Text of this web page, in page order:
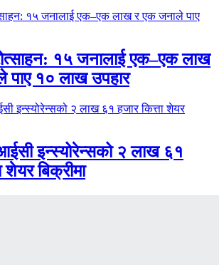
१५ जनालाई एक–एक लाख
पाए १० लाख उपहार
इन्स्योरेन्सको २ लाख ६१
शेयर बिक्रीमा